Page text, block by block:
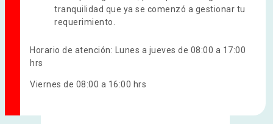
Coagulación
Gases y Electrolitos
Política de Rechazos y Devoluciones
tranquilidad que ya se comenzó a gestionar tu
requerimiento.
Horario de atención: Lunes a jueves de 08:00 a 17:00
hrs
Viernes de 08:00 a 16:00 hrs